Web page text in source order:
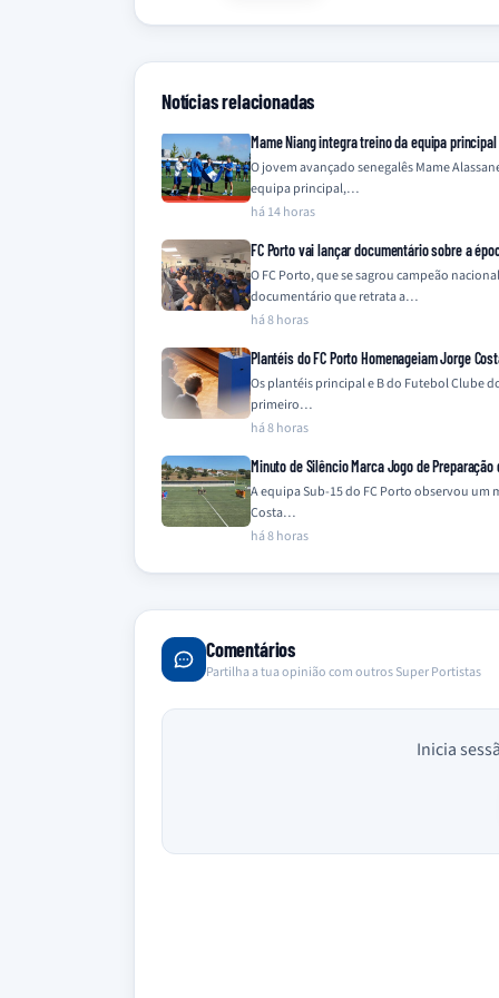
Notícias relacionadas
Mame Niang integra treino da equipa
O jovem avançado senegalês Mame
equipa principal,…
há 14 horas
FC Porto vai lançar documentário sobre a
O FC Porto, que se sagrou campeão
documentário que retrata a…
há 8 horas
Plantéis do FC Porto Homenageiam Jorge
Os plantéis principal e B do Futebol Clube
primeiro…
há 8 horas
Minuto de Silêncio Marca Jogo de Preparação
A equipa Sub-15 do FC Porto observou
Costa…
há 8 horas
Comentários
Partilha a tua opinião com outros Super Portistas
Inicia